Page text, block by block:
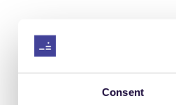
Consent
Dette